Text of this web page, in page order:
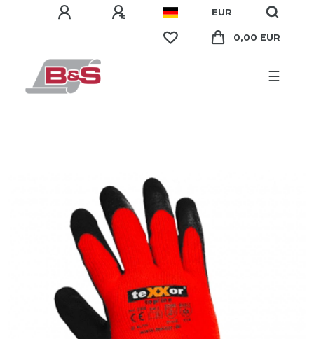
EUR
0,00 EUR
☰